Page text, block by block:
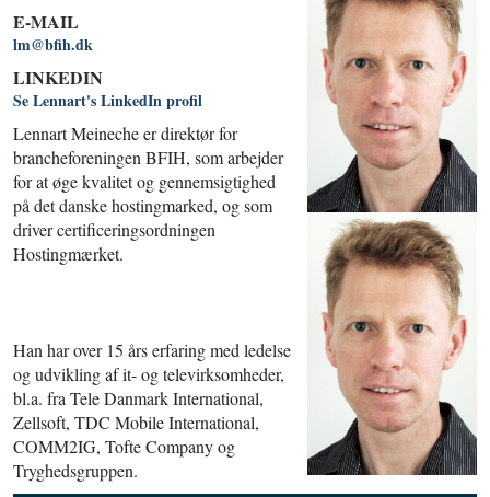
E-MAIL
lm@bfih.dk
LINKEDIN
Se Lennart's LinkedIn profil
Lennart Meineche er direktør for
brancheforeningen BFIH, som arbejder
for at øge kvalitet og gennemsigtighed
på det danske hostingmarked, og som
driver certificeringsordningen
Hostingmærket.
Han har over 15 års erfaring med ledelse
og udvikling af it- og televirksomheder,
bl.a. fra Tele Danmark International,
Zellsoft, TDC Mobile International,
COMM2IG, Tofte Company og
Tryghedsgruppen.